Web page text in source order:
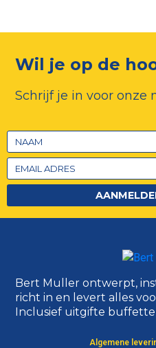
Wil je op de
Schrijf je in voor onze
Bert Muller ontwerpt,
richt in en levert alles
Inclusief uitgifte
Algemene